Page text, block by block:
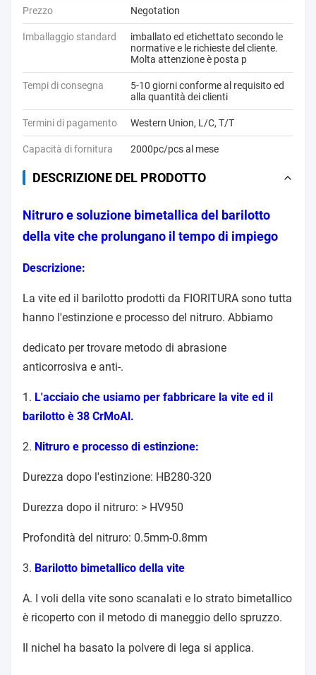
Prezzo Negotation
Imballaggio standard
imballato ed etichettato secondo le
normative e le richieste del cliente.
Molta attenzione è posta p
Tempi di consegna
5-10 giorni conforme al requisito ed
alla quantità dei clienti
Termini di pagamento Western Union, L/C, T/T
Capacità di fornitura 2000pc/pcs al mese
DESCRIZIONE DEL PRODOTTO
Nitruro e soluzione bimetallica del barilotto
della vite che prolungano il tempo di impiego
Descrizione:
La vite ed il barilotto prodotti da FIORITURA sono tutta
hanno l'estinzione e processo del nitruro. Abbiamo
dedicato per trovare metodo di abrasione
anticorrosiva e anti-.
1. L'acciaio che usiamo per fabbricare la vite ed il
barilotto è 38 CrMoAl.
2. Nitruro e processo di estinzione:
Durezza dopo l'estinzione: HB280-320
Durezza dopo il nitruro: > HV950
Profondità del nitruro: 0.5mm-0.8mm
3. Barilotto bimetallico della vite
A. I voli della vite sono scanalati e lo strato bimetallico
è ricoperto con il metodo di maneggio dello spruzzo.
Il nichel ha basato la polvere di lega si applica.